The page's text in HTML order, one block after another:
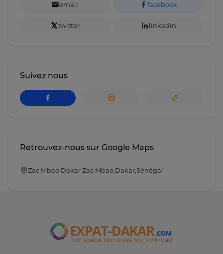
email facebook
twitter linkedin
Suivez nous
Retrouvez-nous sur Google Maps
Zac Mbao Dakar Zac Mbao,Dakar,Sènègal